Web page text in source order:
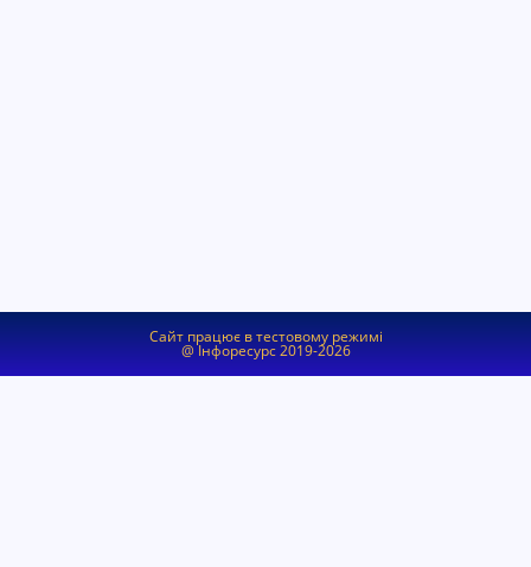
Сайт працює в тестовому режимі
@ Інфоресурс 2019-2026